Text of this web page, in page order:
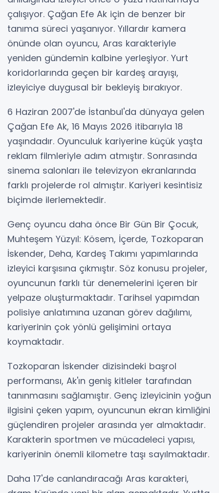
çalışıyor. Çağan Efe Ak için de benzer bir
tanıma süreci yaşanıyor. Yıllardır kamera
önünde olan oyuncu, Aras karakteriyle
yeniden gündemin kalbine yerleşiyor. Yurt
koridorlarında geçen bir kardeş arayışı,
izleyiciye duygusal bir bekleyiş bırakıyor.
6 Haziran 2007'de İstanbul'da dünyaya gelen
Çağan Efe Ak, 16 Mayıs 2026 itibarıyla 18
yaşındadır. Oyunculuk kariyerine küçük yaşta
reklam filmleriyle adım atmıştır. Sonrasında
sinema salonları ile televizyon ekranlarında
farklı projelerde rol almıştır. Kariyeri kesintisiz
biçimde ilerlemektedir.
Genç oyuncu daha önce Bir Gün Bir Çocuk,
Muhteşem Yüzyıl: Kösem, İçerde, Tozkoparan
İskender, Deha, Kardeş Takımı yapımlarında
izleyici karşısına çıkmıştır. Söz konusu projeler,
oyuncunun farklı tür denemelerini içeren bir
yelpaze oluşturmaktadır. Tarihsel yapımdan
polisiye anlatımına uzanan görev dağılımı,
kariyerinin çok yönlü gelişimini ortaya
koymaktadır.
Tozkoparan İskender dizisindeki başrol
performansı, Ak'ın geniş kitleler tarafından
tanınmasını sağlamıştır. Genç izleyicinin yoğun
ilgisini çeken yapım, oyuncunun ekran kimliğini
güçlendiren projeler arasında yer almaktadır.
Karakterin sportmen ve mücadeleci yapısı,
kariyerinin önemli kilometre taşı sayılmaktadır.
Daha 17'de canlandıracağı Aras karakteri,